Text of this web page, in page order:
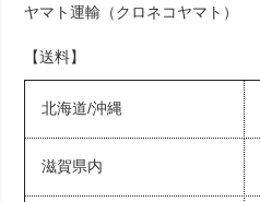
ヤマト運輸（クロネコヤマト）
【送料】
北海道/沖縄
滋賀県内